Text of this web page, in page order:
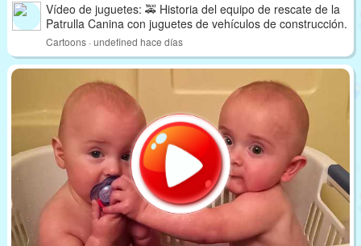
Vídeo de juguetes: 🚕 Historia del equipo de rescate de la
Patrulla Canina con juguetes de vehículos de construcción.
Cartoons · undefined hace días